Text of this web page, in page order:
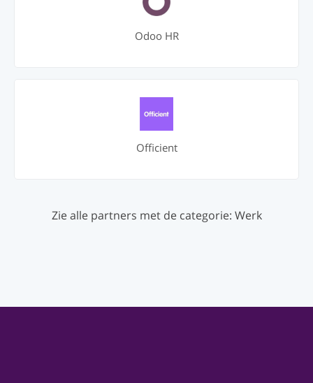
Odoo HR
Officient
Zie alle partners met de categorie: Werk